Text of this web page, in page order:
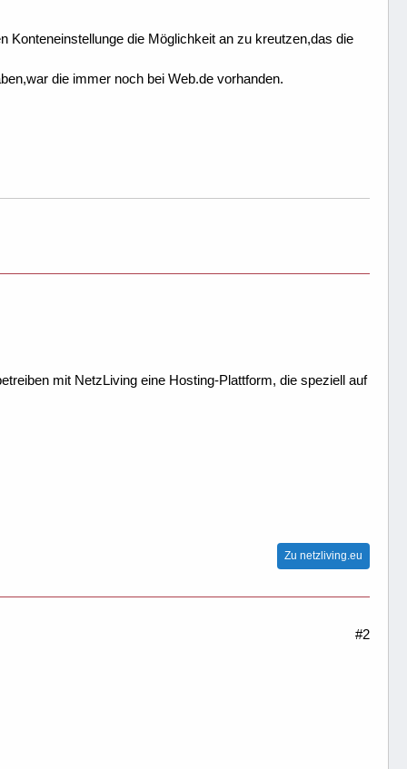
Konteneinstellunge die Möglichkeit an zu kreutzen,das die
die immer noch bei Web.de vorhanden.
mit NetzLiving eine Hosting-Plattform, die speziell auf
Zu netzliving.eu
#2